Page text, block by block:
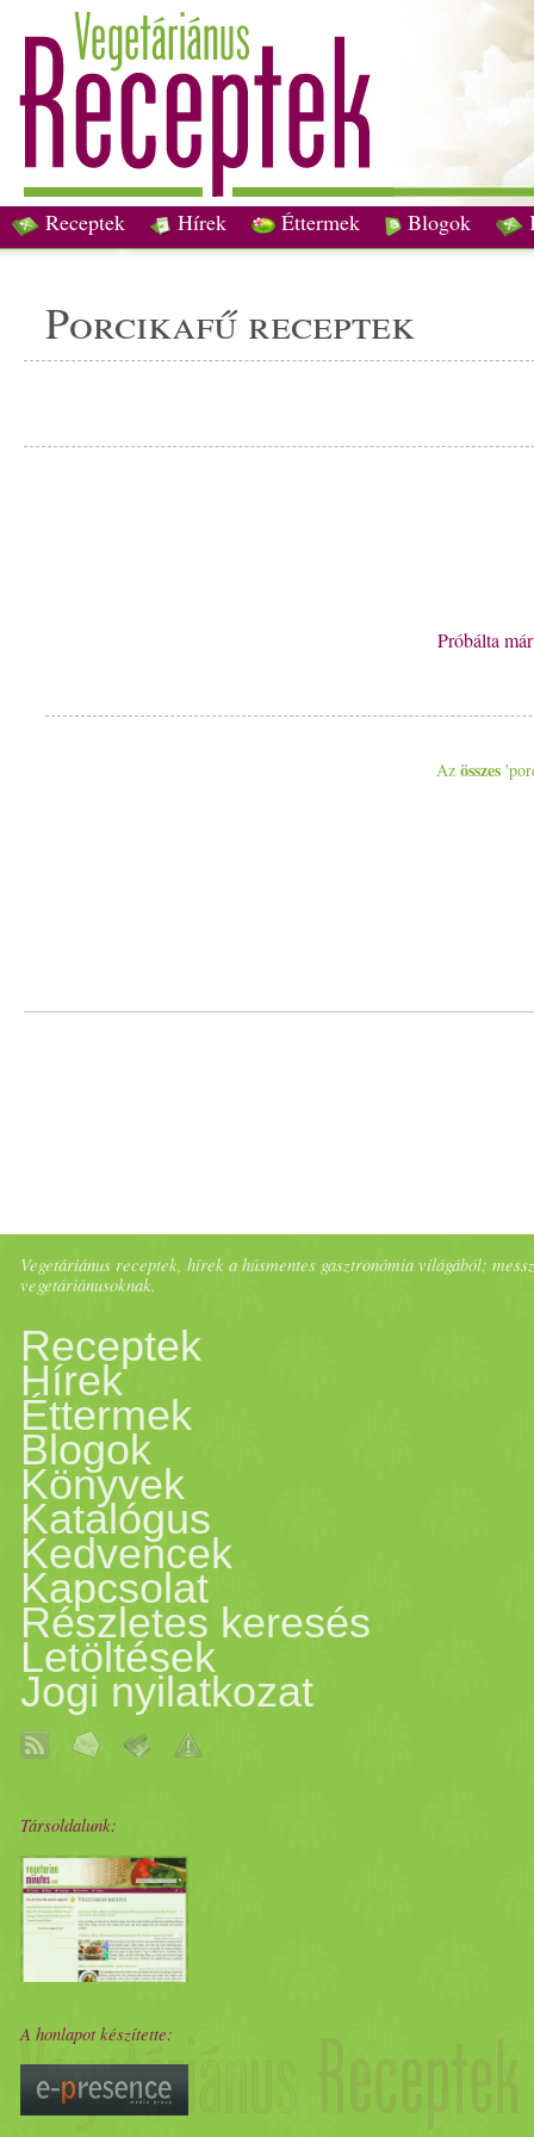
Receptek Hírek Éttermek Blogok
porcikafű receptek
Próbálta
Az összes
Vegetáriánus receptek, hírek a húsmentes gasztronómia világából;
vegetáriánusoknak.
Receptek
Hírek
Éttermek
Blogok
Könyvek
Katalógus
Kedvencek
Kapcsolat
Részletes keresés
Letöltések
Jogi nyilatkozat
Társoldalunk:
A honlapot készítette: